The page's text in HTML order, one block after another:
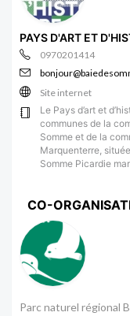
PAYS D'ART ET
0970201414
Site internet
Le Pays d’art et
communes de la
Somme et de la
Marquenterre,
Somme Picardie
CO-
Parc naturel régional